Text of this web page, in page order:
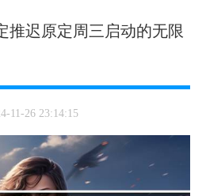
推迟原定周三启动的无限
11-26 23:14:15